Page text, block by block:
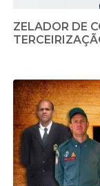
ZELADOR DE